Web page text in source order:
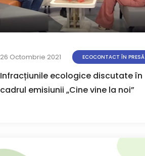
26 Octombrie 2021 ECOCONTACT ÎN PRESĂ
Infracțiunile ecologice discutate în
cadrul emisiunii „Cine vine la noi”